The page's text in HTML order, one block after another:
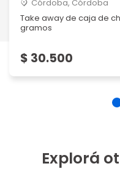
Córdoba, Córdoba
Take away de caja de
gramos
$ 30.500
Explorá